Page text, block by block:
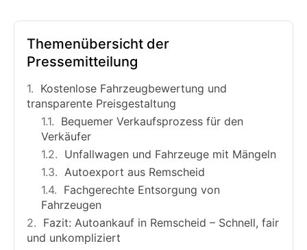
Themenübersicht der
Pressemitteilung
Kostenlose Fahrzeugbewertung und
transparente Preisgestaltung
Bequemer Verkaufsprozess für den
Verkäufer
Unfallwagen und Fahrzeuge mit Mängeln
Autoexport aus Remscheid
Fachgerechte Entsorgung von
Fahrzeugen
Fazit: Autoankauf in Remscheid – Schnell, fair
und unkompliziert